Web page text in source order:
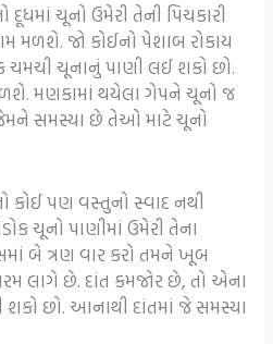
દૂધમાં ચૂનો ઉમેરી તેની પિચકારી
મળશે. જો કોઈનો પેશાબ રોકાય
ચમચી ચૂનાનું પાણી લઈ શકો છો.
મણકામાં થયેલા ગેપને ચૂનો જ
સમસ્યા છે તેઓ માટે ચૂનો
કોઈ પણ વસ્તુનો સ્વાદ નથી
ચૂનો પાણીમાં ઉમેરી તેના
બે ત્રણ વાર કરો તમને ખૂબ
લાગે છે. દાંત કમજોર છે, તો એના
શકો છો. આનાથી દાંતમાં જે સમસ્યા